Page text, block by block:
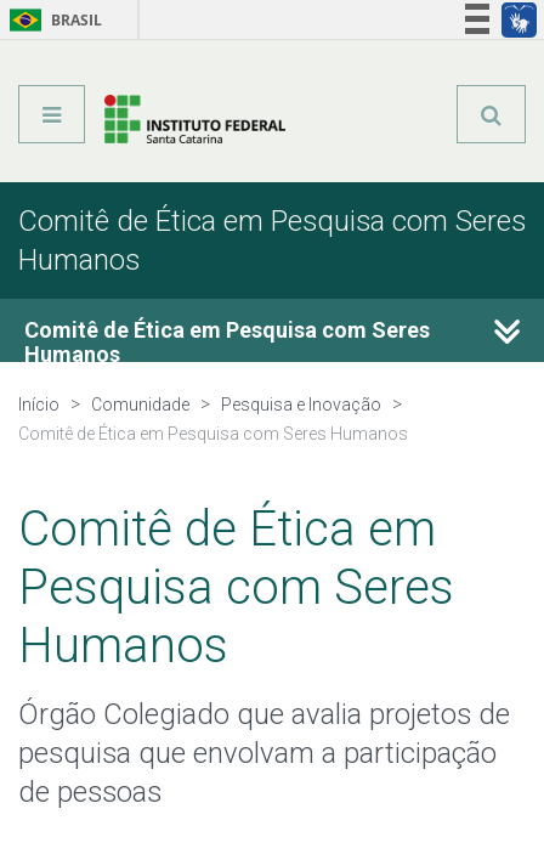
BRASIL
Comitê de Ética em Pesquisa com Seres
Humanos
Comitê de Ética em Pesquisa com Seres
Humanos
Membros
Pendências, emendas e notificação
Calendário de reuniões
Capacitações
Plataforma Brasil
Início Comunidade
Pesquisa e Inovação
Comitê de Ética em Pesquisa com Seres Humanos
Comitê de Ética em
Pesquisa com Seres
Humanos
Órgão Colegiado que avalia projetos de
pesquisa que envolvam a participação
de pessoas